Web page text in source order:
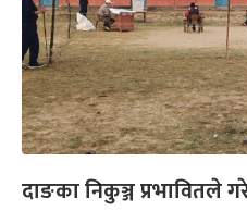
दाङका निकुञ्ज प्रभावितले